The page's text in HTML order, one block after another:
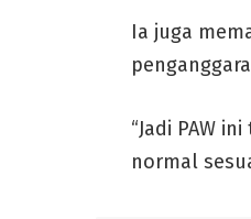
Ia juga
“Jadi PAW
normal